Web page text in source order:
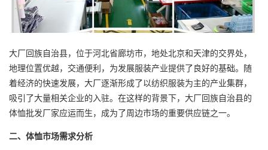
大厂回族自治县，位于河北省廊坊市，地处北京和天津的交界处，
地理位置优越，交通便利，为发展服装产业提供了良好的基础。随
着经济的快速发展，大厂逐渐形成了以纺织服装为主的产业集群，
吸引了大量相关企业的入驻。在这样的背景下，大厂回族自治县的
体恤批发厂家应运而生，成为了周边市场的重要供应链之一。
二、体恤市场需求分析